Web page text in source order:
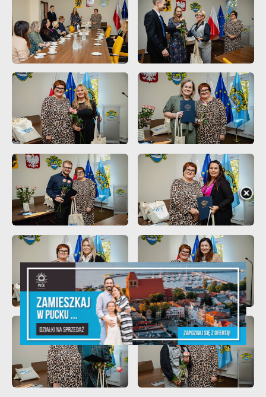
Promocyjne pliki cookies służą do prezentowania Ci naszych
komunikatów na podstawie analizy Twoich upodobań oraz
Twoich zwyczajów dotyczących przeglądanej witryny
internetowej. Treści promocyjne mogą pojawić się na
partnerami oraz innych dostawców usług. Firmy te działają w
charakterze pośredników prezentujących nasze treści w
postaci wiadomości, ofert, komunikatów mediów
społecznościowych.
Więcej